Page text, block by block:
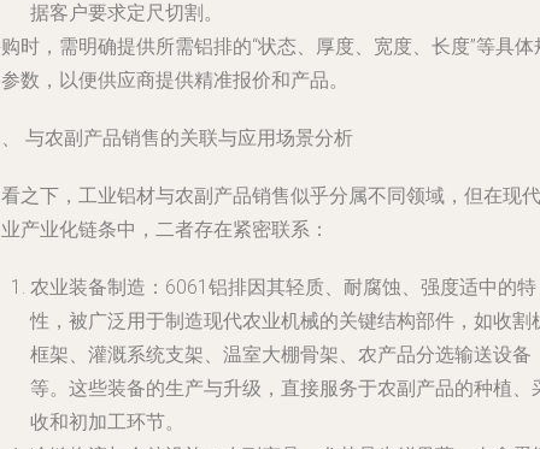
据客户要求定尺切割。
时，需明确提供所需铝排的“状态、厚度、宽度、长度”等具体
数，以便供应商提供精准报价和产品。
与农副产品销售的关联与应用场景分析
之下，工业铝材与农副产品销售似乎分属不同领域，但在现代
产业化链条中，二者存在紧密联系：
农业装备制造 ：6061铝排因其轻质、耐腐蚀、强度适中的特
性，被广泛用于制造现代农业机械的关键结构部件，如收割
框架、灌溉系统支架、温室大棚骨架、农产品分选输送设备
等。这些装备的生产与升级，直接服务于农副产品的种植、
收和初加工环节。